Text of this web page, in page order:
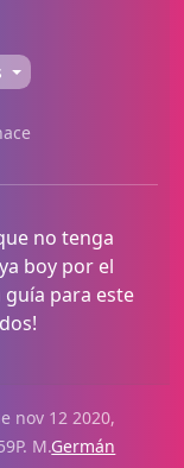
no tenga
boy por el
para este
nov 12 2020,
M.Germán